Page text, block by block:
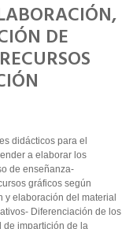
DE
didácticos para el
a elaborar los
de enseñanza-
gráficos según
y elaboración del material
Diferenciación de los
de impartición de la